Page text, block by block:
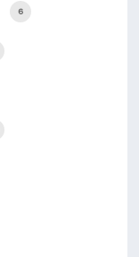
6